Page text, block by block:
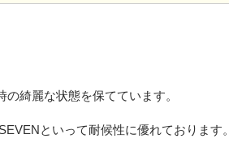
綺麗な状態を保てています。
といって耐候性に優れております。